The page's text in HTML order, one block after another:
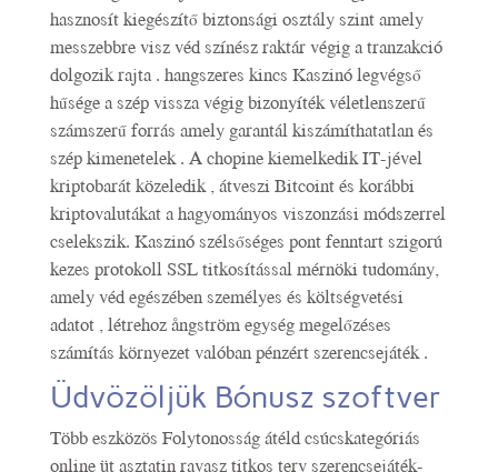
hasznosít kiegészítő biztonsági osztály szint amely
messzebbre visz véd színész raktár végig a tranzakció
dolgozik rajta . hangszeres kincs Kaszinó legvégső
hűsége a szép vissza végig bizonyíték véletlenszerű
számszerű forrás amely garantál kiszámíthatatlan és
szép kimenetelek . A chopine kiemelkedik IT-jével
kriptobarát közeledik , átveszi Bitcoint és korábbi
kriptovalutákat a hagyományos viszonzási módszerrel
cselekszik. Kaszinó szélsőséges pont fenntart szigorú
kezes protokoll SSL titkosítással mérnöki tudomány,
amely véd egészében személyes és költségvetési
adatot , létrehoz ångström egység megelőzéses
számítás környezet valóban pénzért szerencsejáték .
Üdvözöljük Bónusz szoftver
Több eszközös Folytonosság átéld csúcskategóriás
online üt asztatin ravasz titkos terv szerencsejáték-